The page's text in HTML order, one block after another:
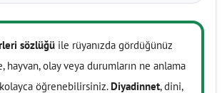
sözlüğü ile rüyanızda gördüğünüz
hayvan, olay veya durumların ne anlama
öğrenebilirsiniz. Diyadinnet, dini,